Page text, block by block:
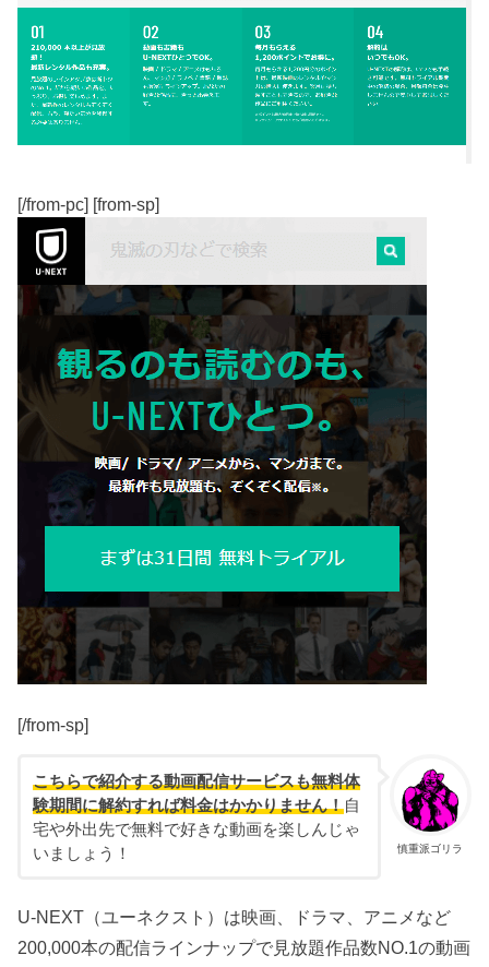
[/from-pc] [from-sp]
[/from-sp]
慎重派ゴリラ
こちらで紹介する動画配信サービスも無料体
験期間に解約すれば料金はかかりません！自
宅や外出先で無料で好きな動画を楽しんじゃ
いましょう！
U-NEXT（ユーネクスト）は映画、ドラマ、アニメなど
200,000本の配信ラインナップで見放題作品数NO.1の動画